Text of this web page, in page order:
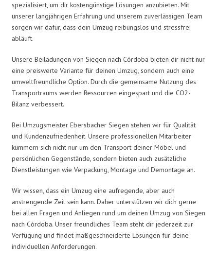
spezialisiert, um dir kostengünstige Lösungen anzubieten. Mit
unserer langjährigen Erfahrung und unserem zuverlässigen Team
sorgen wir dafür, dass dein Umzug reibungslos und stressfrei
abläuft.
Unsere Beiladungen von Siegen nach Córdoba bieten dir nicht nur
eine preiswerte Variante für deinen Umzug, sondern auch eine
umweltfreundliche Option. Durch die gemeinsame Nutzung des
Transportraums werden Ressourcen eingespart und die CO2-
Bilanz verbessert.
Bei Umzugsmeister Ebersbacher Siegen stehen wir für Qualität
und Kundenzufriedenheit. Unsere professionellen Mitarbeiter
kümmern sich nicht nur um den Transport deiner Möbel und
persönlichen Gegenstände, sondern bieten auch zusätzliche
Dienstleistungen wie Verpackung, Montage und Demontage an.
Wir wissen, dass ein Umzug eine aufregende, aber auch
anstrengende Zeit sein kann. Daher unterstützen wir dich gerne
bei allen Fragen und Anliegen rund um deinen Umzug von Siegen
nach Córdoba. Unser freundliches Team steht dir jederzeit zur
Verfügung und findet maßgeschneiderte Lösungen für deine
individuellen Anforderungen.